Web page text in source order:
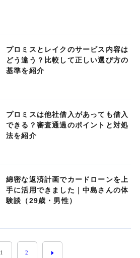
プロミスとレイクのサービス内容は
どう違う？比較して正しい選び方の
基準を紹介
プロミスは他社借入があっても借入
できる？審査通過のポイントと対処
法を紹介
綿密な返済計画でカードローンを上
手に活用できました｜中島さんの体
験談（29歳・男性）
1 2